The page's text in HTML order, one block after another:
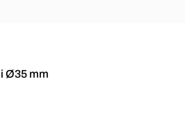
Ø35 mm